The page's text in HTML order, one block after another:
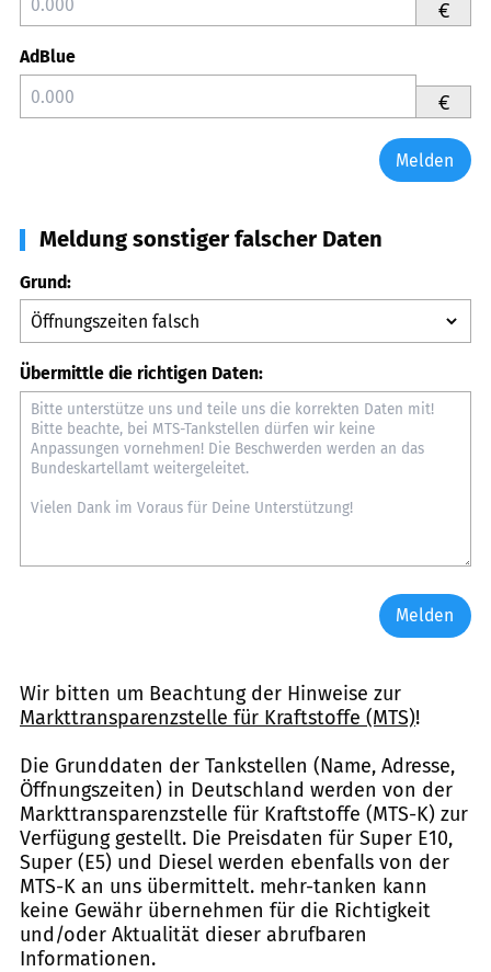
€
AdBlue
€
Melden
Meldung sonstiger falscher Daten
Grund:
Übermittle die richtigen Daten:
Melden
Wir bitten um Beachtung der Hinweise zur
Markttransparenzstelle für Kraftstoffe (MTS)!
Die Grunddaten der Tankstellen (Name, Adresse,
Öffnungszeiten) in Deutschland werden von der
Markttransparenzstelle für Kraftstoffe (MTS-K) zur
Verfügung gestellt. Die Preisdaten für Super E10,
Super (E5) und Diesel werden ebenfalls von der
MTS-K an uns übermittelt. mehr-tanken kann
keine Gewähr übernehmen für die Richtigkeit
und/oder Aktualität dieser abrufbaren
Informationen.